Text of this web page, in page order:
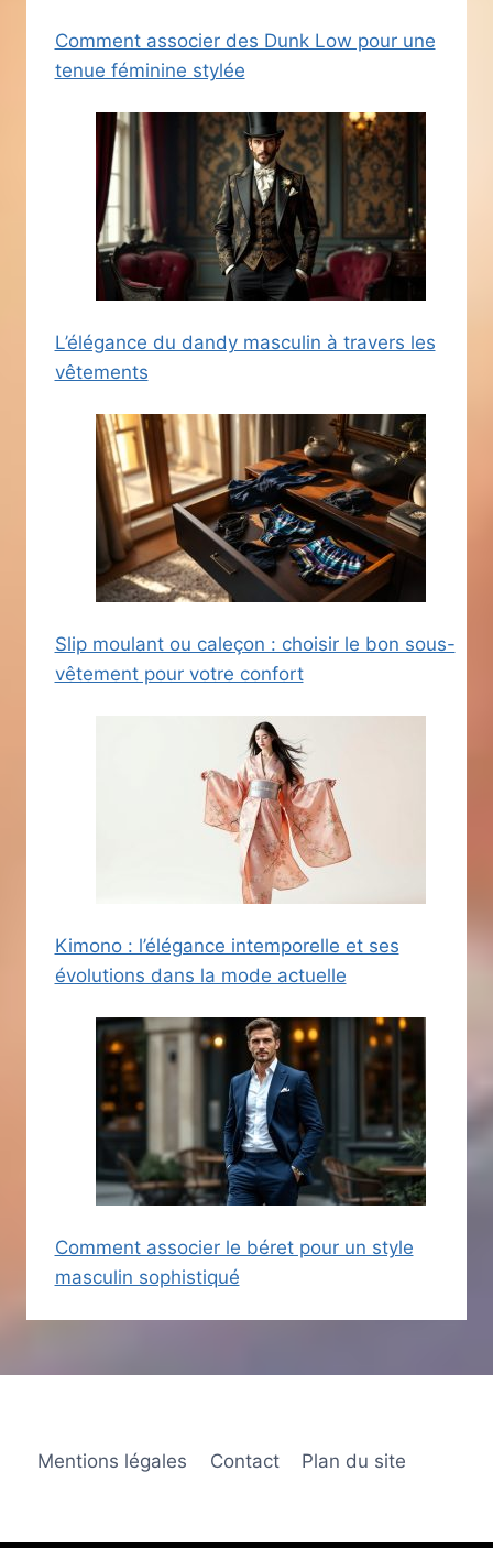
Comment associer des Dunk Low pour une
tenue féminine stylée
L’élégance du dandy masculin à travers les
vêtements
Slip moulant ou caleçon : choisir le bon sous-
vêtement pour votre confort
Kimono : l’élégance intemporelle et ses
évolutions dans la mode actuelle
Comment associer le béret pour un style
masculin sophistiqué
Mentions légales Contact Plan du site